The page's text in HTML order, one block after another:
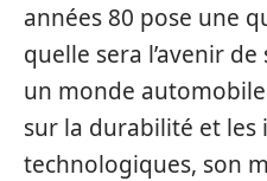
années 80 pose une
quelle sera l’avenir
un monde
sur la durabilité et les
technologiques, son